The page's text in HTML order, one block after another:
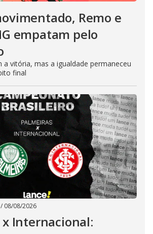
Remo e
empatam pelo
a vitória, mas a igualdade permaneceu
final
/ 08/08/2026
x Internacional: